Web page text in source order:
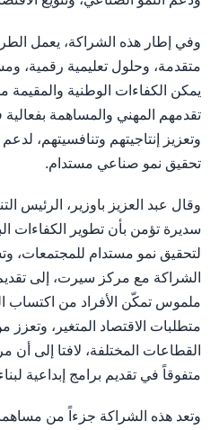
وفي إطار هذه الشراكة، يعمل
متقدمة، وحلول تعليمية رقمية،
يمكن الكفاءات الوطنية والمقيمة
تقدمهم المهني والمساهمة
وتعزيز إنتاجيتهم وتنافسيتهم،
تحقيق نمو صناعي مستدام.
وقال عبد العزيز باوزير، الرئيس
سديرة تؤمن بأن تطوير الكفاءات
لتحقيق نمو مستدام للمجتمعات،
الشراكة مع مركز سيرت، إلى تقديم
ملموس تمكّن الأفراد من اكتساب
متطلبات الاقتصاد المتغير،
القطاعات المختلفة، لافتا إلى أن
متفوقاً في تقديم برامج إبداعية
وتعد هذه الشراكة جزءاً من